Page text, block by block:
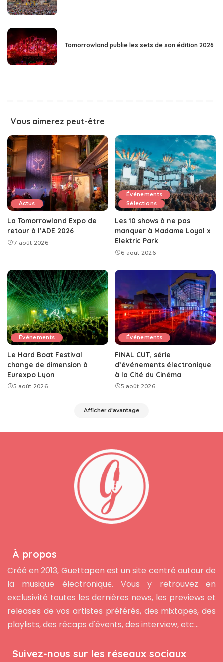
Tomorrowland publie les sets de son édition 2026
Vous aimerez peut-être
Actus
La Tomorrowland Expo de
retour à l’ADE 2026
7 août 2026
Événements
Sélections
Les 10 shows à ne pas
manquer à Madame Loyal x
Elektric Park
6 août 2026
Événements
Le Hard Boat Festival
change de dimension à
Eurexpo Lyon
5 août 2026
Événements
FINAL CUT, série
d’événements électronique
à la Cité du Cinéma
5 août 2026
Afficher d'avantage
À propos
Créé en 2013, Guettapen est un site centré autour de
la musique électronique. Vous y retrouvez en
exclusivité toutes les dernières news, les previews et
releases de vos artistes préférés, des mixtapes, des
playlists, des récaps d'évents, des interview, etc...
Suivez-nous sur les réseaux sociaux